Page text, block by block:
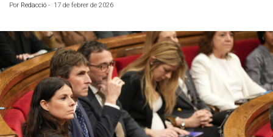
Por Redacció - 17 de febrer de 2026